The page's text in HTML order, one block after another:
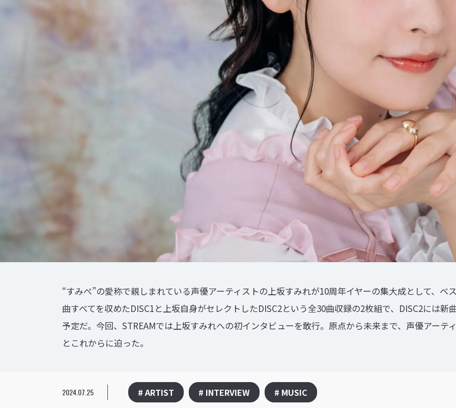
“すみぺ”の愛称で親しまれている声優アーティストの上坂すみれが10周年イヤーの集大成として、
曲すべてを収めたDISC1と上坂自身がセレクトしたDISC2という全30曲収録の2枚組で、DISC2には
予定だ。今回、STREAMでは上坂すみれへの初インタビューを敢行。原点から未来まで、声優アーテ
とこれからに迫った。
2024.07.25 # ARTIST # INTERVIEW # MUSIC